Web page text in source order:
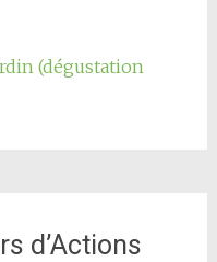
(dégustation
d’Actions